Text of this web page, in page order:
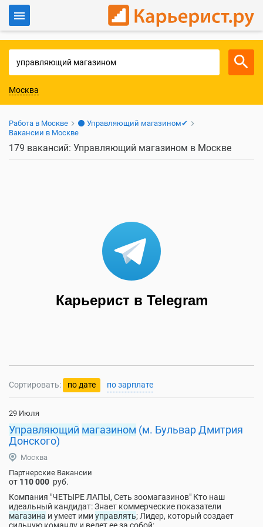
Для работодателей
Москва
Работа в Москве
⚫ Управляющий магазином✔
Вакансии в Москве
179 вакансий: Управляющий магазином в Москве
Карьерист в Telegram
Сортировать: по дате по зарплате
29 Июля
Управляющий магазином (м. Бульвар Дмитрия
Донского)
Москва
Партнерские Вакансии
от 110 000 руб.
Компания "ЧЕТЫРЕ ЛАПЫ, Сеть зоомагазинов" Кто наш
идеальный кандидат: Знает коммерческие показатели
магазина и умеет ими управлять; Лидер, который создает